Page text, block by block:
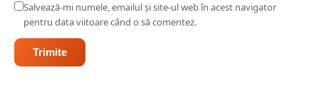
Salvează-mi numele, emailul și site-ul web în acest navigator
pentru data viitoare când o să comentez.